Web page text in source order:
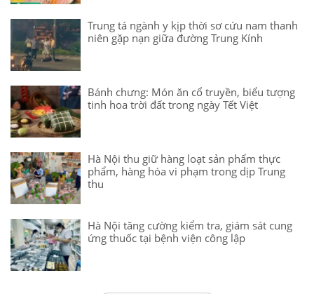
Trung tá ngành y kịp thời sơ cứu nam thanh
niên gặp nạn giữa đường Trung Kính
Bánh chưng: Món ăn cổ truyền, biểu tượng
tinh hoa trời đất trong ngày Tết Việt
Hà Nội thu giữ hàng loạt sản phẩm thực
phẩm, hàng hóa vi phạm trong dịp Trung
thu
Hà Nội tăng cường kiểm tra, giám sát cung
ứng thuốc tại bệnh viện công lập